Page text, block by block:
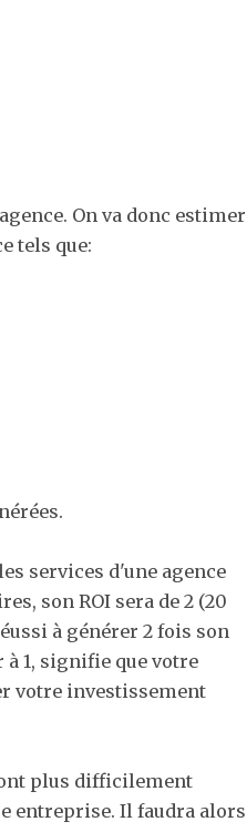
On va donc estimer
tels que:
services d'une agence
son ROI sera de 2 (20
à générer 2 fois son
1, signifie que votre
votre investissement
plus difficilement
entreprise. Il faudra alors